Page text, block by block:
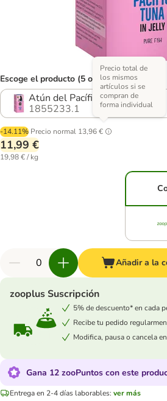
Escoge el producto (5 opciones)
Atún del Pacífico
1855233.1
-14.11% Precio normal 13,96 €
Precio total de
los mismos
artículos si se
compran de
forma individual
11,99 €
19,98 € / kg
Añadir a la
zooplus Suscripción
5% de descuento* en cada
Recibe tu pedido
Modifica, pausa o cancela
Gana 12 zooPuntos con este
Entrega en 2-4 días laborables: ver más